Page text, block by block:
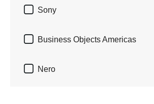
 Sony
 Business Objects Americas
 Nero